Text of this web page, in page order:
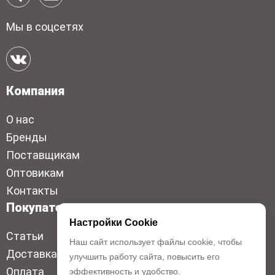
Мы в соцсетях
Компания
О нас
Бренды
Поставщикам
Оптовикам
Контакты
Покупателям
Статьи
Доставка
Оплата
Настройки Cookie
Наш сайт использует файлы cookie, чтобы
улучшить работу сайта, повысить его
эффективность и удобство.